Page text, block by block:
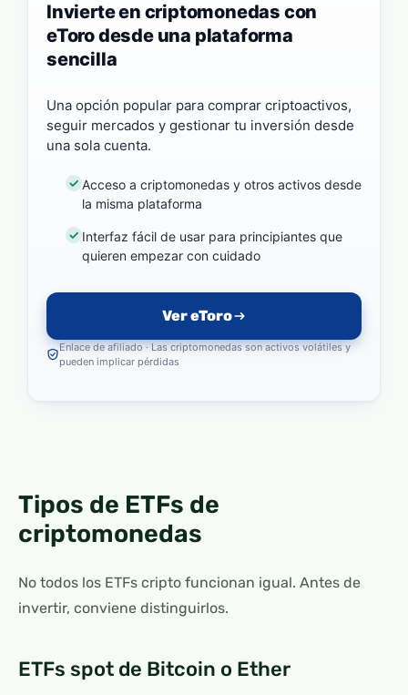
Invierte en criptomonedas con
eToro desde una plataforma
sencilla
Una opción popular para comprar criptoactivos,
seguir mercados y gestionar tu inversión desde
una sola cuenta.
Acceso a criptomonedas y otros activos desde
la misma plataforma
Interfaz fácil de usar para principiantes que
quieren empezar con cuidado
Ver eToro
Enlace de afiliado · Las criptomonedas son activos volátiles y
pueden implicar pérdidas
Tipos de ETFs de
criptomonedas
No todos los ETFs cripto funcionan igual. Antes de
invertir, conviene distinguirlos.
ETFs spot de Bitcoin o Ether